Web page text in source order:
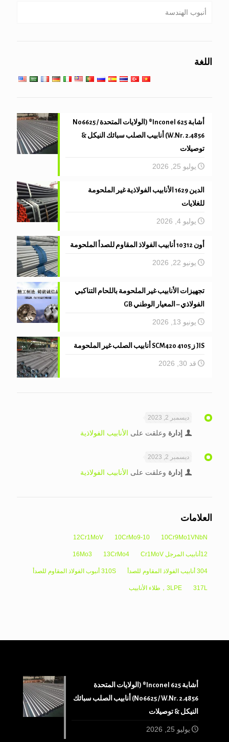
الأنابيب المغلفنة
غلاية, مبادل حراري, مكثف & أنبوب سخان السوبر
أنبوب الهندسة
أنبوب الميكانيكية والدقةاللغة
أشابة 625 Inconel® (الولايات المتحدة N06625 /
W.Nr. 2.4856) أنابيب الصلب سبائك النيكل &
توصيلات
يوليو 25, 2026
الدين 1629 الأنابيب الفولاذية غير الملحومة
للغلايات
يوليو 4, 2026
أون 10312 أنابيب الفولاذ المقاوم للصدأ الملحومة
يونيو 22, 2026
تجهيزات الأنابيب غير الملحومة باللحام التناكبي
الفولاذي – المعيار الوطني GB
يونيو 13, 2026
JIS ز 4105 SCM420 أنابيب الصلب غير الملحومة
قد 30, 2026
ديسمبر 2, 2023
إدارة وعلقت على الأنابيب الفولاذية
ديسمبر 2, 2023
إدارة وعلقت على الأنابيب الفولاذية
العلامات
10Cr9Mo1VNbN
10CrMo9-10
12Cr1MoV
12أنابيب المرجل Cr1MoV 13CrMo4
16Mo3
304 أنابيب الفولاذ المقاوم للصدأ 310S أنبوب الفولاذ المقاوم للصدأ
317L 3LPE，طلاء الأنابيب
أشابة 625 Inconel® (الولايات المتحدة
N06625 / W.Nr. 2.4856) أنابيب الصلب سبائك
النيكل & توصيلات
يوليو 25, 2026